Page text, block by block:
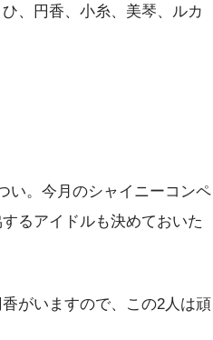
、円香、小糸、美琴、ルカ
い。今月のシャイニーコンペ
るアイドルも決めておいた
がいますので、この2人は頑